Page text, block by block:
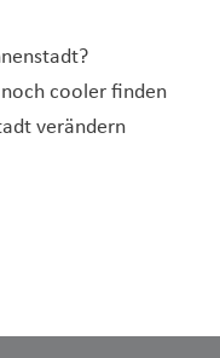
cooler finden
verändern